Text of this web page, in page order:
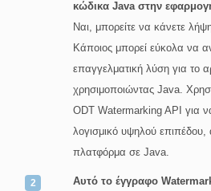
κώδικα Java στην
Ναι, μπορείτε να κάνετε
Κάποιος μπορεί εύκολα να
επαγγελματική λύση για το
χρησιμοποιώντας Java.
ODT Watermarking API για
λογισμικό υψηλού
πλατφόρμα σε Java.
Αυτό το έγγραφο